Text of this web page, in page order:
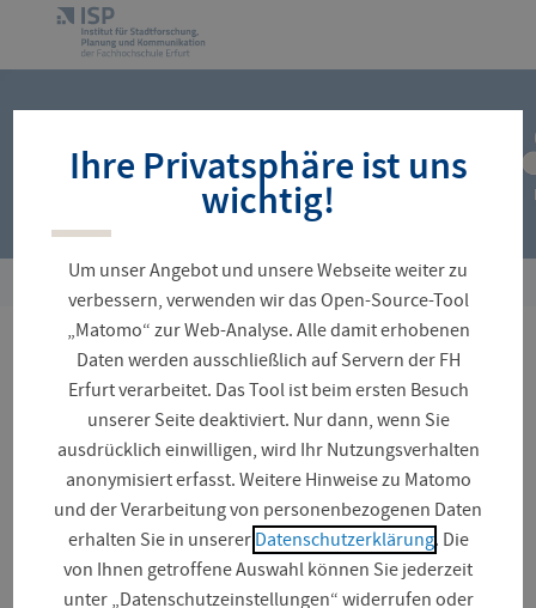
Zur
Navigation
Sie
sind
hier:
DigiLe
© Flieder, 2019
Ihre Privatsphäre ist uns
wichtig!
Um unser Angebot und unsere Webseite weiter zu
verbessern, verwenden wir das Open-Source-Tool
„Matomo“ zur Web-Analyse. Alle damit erhobenen
Daten werden ausschließlich auf Servern der FH
Erfurt verarbeitet. Das Tool ist beim ersten Besuch
unserer Seite deaktiviert. Nur dann, wenn Sie
ausdrücklich einwilligen, wird Ihr Nutzungsverhalten
anonymisiert erfasst. Weitere Hinweise zu Matomo
und der Verarbeitung von personenbezogenen Daten
erhalten Sie in unserer Datenschutzerklärung. Die
von Ihnen getroffene Auswahl können Sie jederzeit
unter „Datenschutzeinstellungen“ widerrufen oder